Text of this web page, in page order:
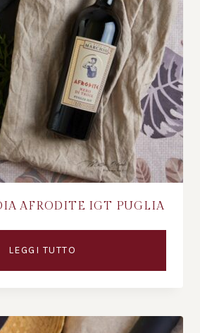
AFRODITE IGT PUGLIA
LEGGI TUTTO